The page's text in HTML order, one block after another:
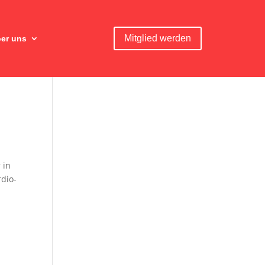
uns Mitglied werden
in